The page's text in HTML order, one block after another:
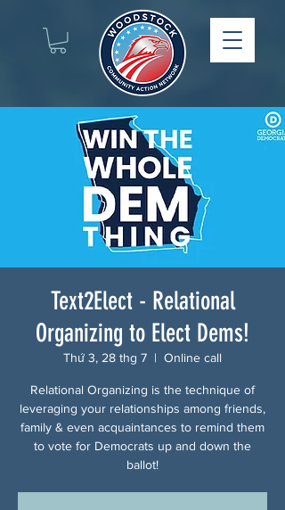
Text2Elect - Relational
Organizing to Elect Dems!
Thứ 3, 28 thg 7
  |
Online call
Relational Organizing is the technique of
leveraging your relationships among friends,
family & even acquaintances to remind them
to vote for Democrats up and down the
ballot!